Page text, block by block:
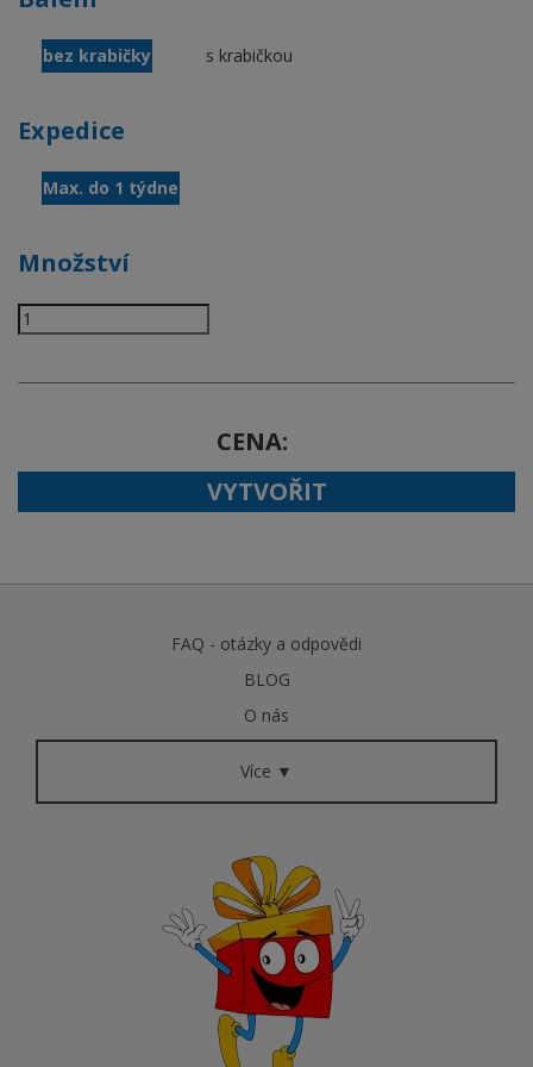
bez krabičky s krabičkou
Expedice
Max. do 1 týdne
Množství
CENA
VYTVOŘIT
FAQ - otázky a odpovědi
BLOG
O nás
Více ▼